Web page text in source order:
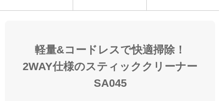
軽量&コードレスで快適掃除！
2WAY仕様のスティッククリーナー
SA045